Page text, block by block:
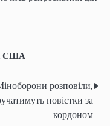
США
розповіли,
повістки за
кордоном